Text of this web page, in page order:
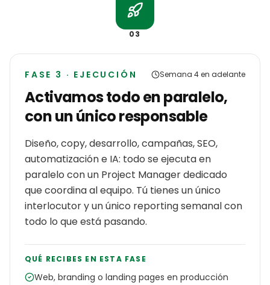
03
FASE 3 · EJECUCIÓN Semana 4 en adelante
Activamos todo en paralelo,
con un único responsable
Diseño, copy, desarrollo, campañas, SEO,
automatización e IA: todo se ejecuta en
paralelo con un Project Manager dedicado
que coordina al equipo. Tú tienes un único
interlocutor y un único reporting semanal con
todo lo que está pasando.
QUÉ RECIBES EN ESTA FASE
Web, branding o landing pages en producción